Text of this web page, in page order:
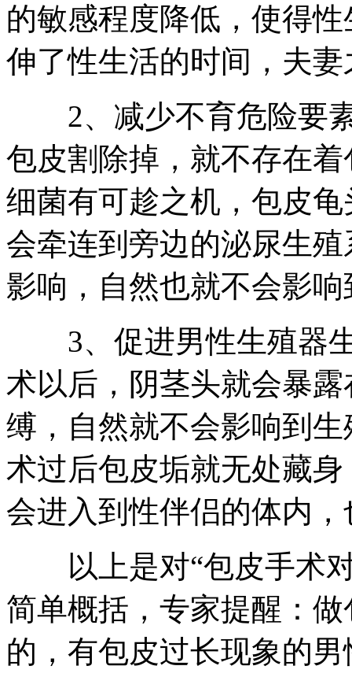
的敏感程度降低，使得
伸了性生活的时间，夫
2、减少不育危险要素
包皮割除掉，就不存在
细菌有可趁之机，包皮
会牵连到旁边的泌尿生
影响，自然也就不会影
3、促进男性生殖器生
术以后，阴茎头就会暴
缚，自然就不会影响到
术过后包皮垢就无处藏
会进入到性伴侣的体内
以上是对“包皮手术对
简单概括，专家提醒：
的，有包皮过长现象的